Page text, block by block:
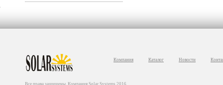
Компания Каталог Новости
Все права защищены. Компания Solar Systems 2016